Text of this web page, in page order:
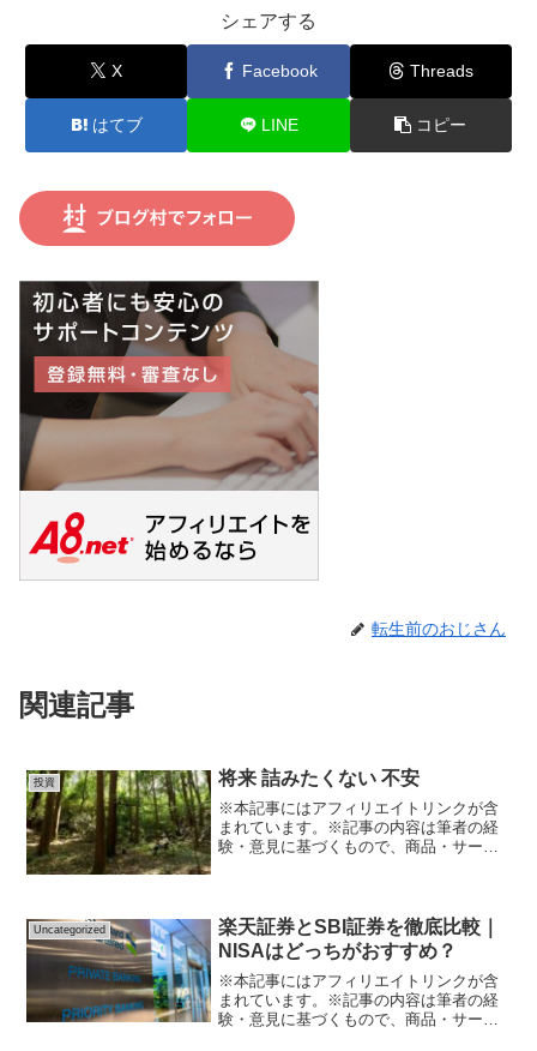
シェアする
X Facebook Threads
はてブ LINE コピー
転生前のおじさん
関連記事
投資 将来 詰みたくない 不安
※本記事にはアフィリエイトリンクが含
まれています。※記事の内容は筆者の経
験・意見に基づくもので、商品・サービ
任で行ってください。「将...
Uncategorized
楽天証券とSBI証券を徹底比較｜
NISAはどっちがおすすめ？
※本記事にはアフィリエイトリンクが含
まれています。※記事の内容は筆者の経
験・意見に基づくもので、商品・サービ